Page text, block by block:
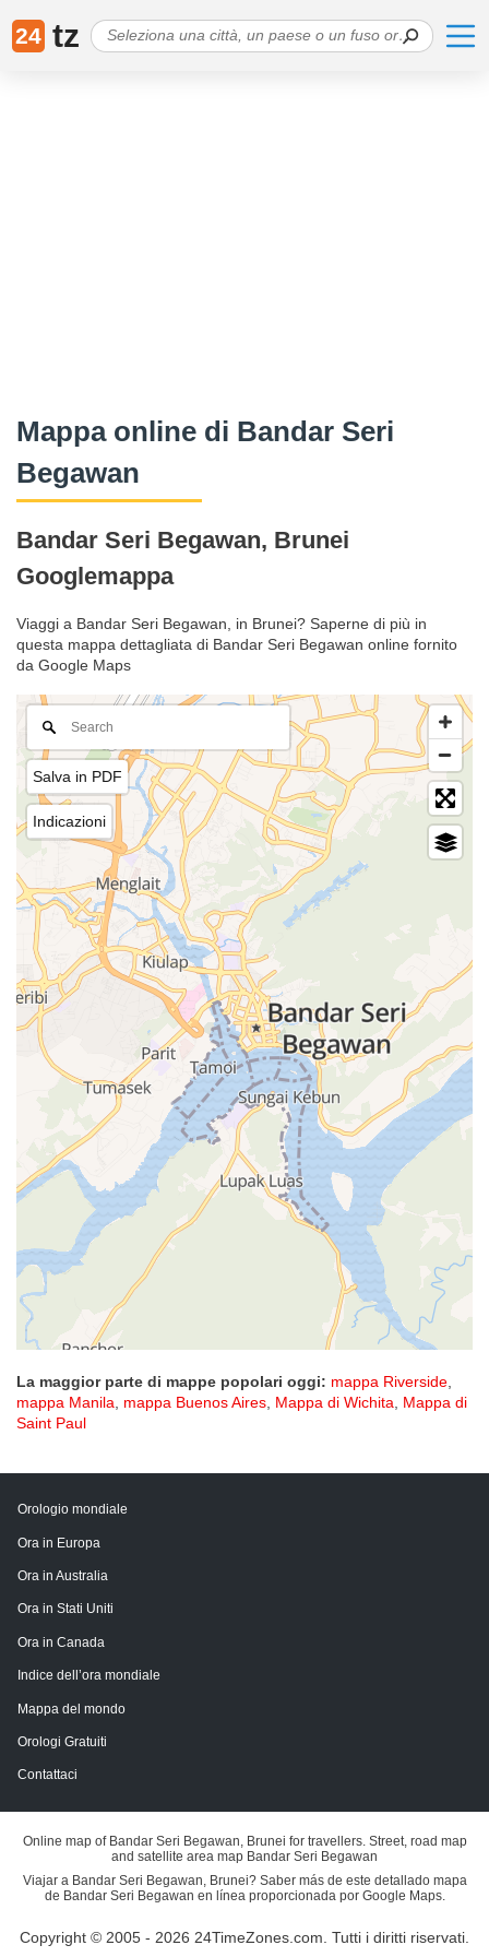
24 tz
Mappa online di Bandar Seri
Begawan
Bandar Seri Begawan, Brunei
Googlemappa
Viaggi a Bandar Seri Begawan, in Brunei? Saperne di più in
questa mappa dettagliata di Bandar Seri Begawan online fornito
da Google Maps
Salva in PDF
Indicazioni
La maggior parte di mappe popolari oggi: mappa Riverside,
mappa Manila, mappa Buenos Aires, Mappa di Wichita, Mappa di
Saint Paul
Orologio mondiale
Ora in Europa
Ora in Australia
Ora in Stati Uniti
Ora in Canada
Indice dell’ora mondiale
Mappa del mondo
Orologi Gratuiti
Contattaci
Online map of Bandar Seri Begawan, Brunei for travellers. Street, road map
and satellite area map Bandar Seri Begawan
Viajar a Bandar Seri Begawan, Brunei? Saber más de este detallado mapa
de Bandar Seri Begawan en línea proporcionada por Google Maps.
Copyright © 2005 - 2026 24TimeZones.com. Tutti i diritti riservati.